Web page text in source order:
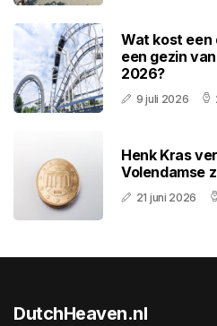
Wat kost een
een gezin
2026?
9 juli 2026
Henk Kras
Volendamse
21 juni 2026
DutchHeaven.nl